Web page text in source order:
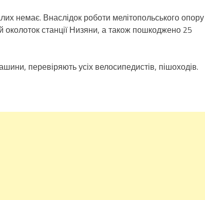
немає. Внаслідок роботи мелітопольського опору
станції Низяни, а також пошкоджено 25
перевіряють усіх велосипедистів, пішоходів.